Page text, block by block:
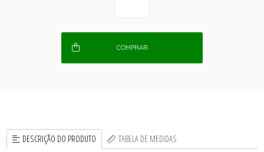
COMPRAR
DESCRIÇÃO DO PRODUTO TABELA DE MEDIDAS